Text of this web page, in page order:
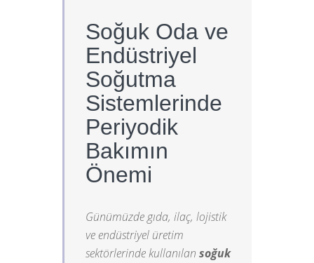
Soğuk Oda ve
Endüstriyel
Soğutma
Sistemlerinde
Periyodik
Bakımın
Önemi
Günümüzde gıda, ilaç, lojistik
ve endüstriyel üretim
sektörlerinde kullanılan soğuk